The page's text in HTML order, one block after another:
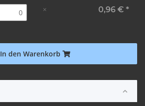
× 0,96 € *
In den Warenkorb